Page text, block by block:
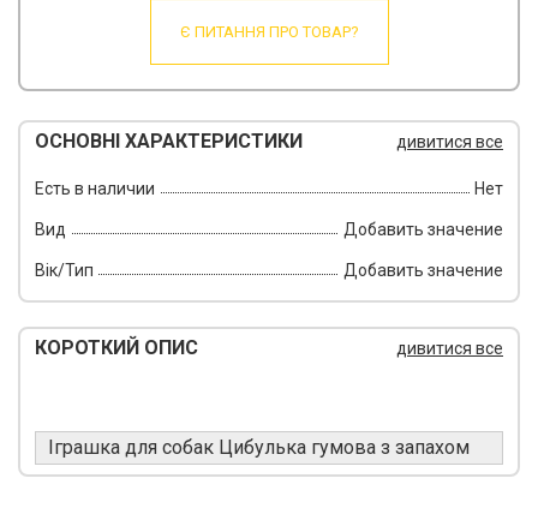
Є ПИТАННЯ ПРО ТОВАР?
ОСНОВНІ ХАРАКТЕРИСТИКИ дивитися все
Есть в наличии Нет
Вид Добавить значение
Вік/Тип Добавить значение
КОРОТКИЙ ОПИС дивитися все
Іграшка для собак Цибулька гумова з запахом